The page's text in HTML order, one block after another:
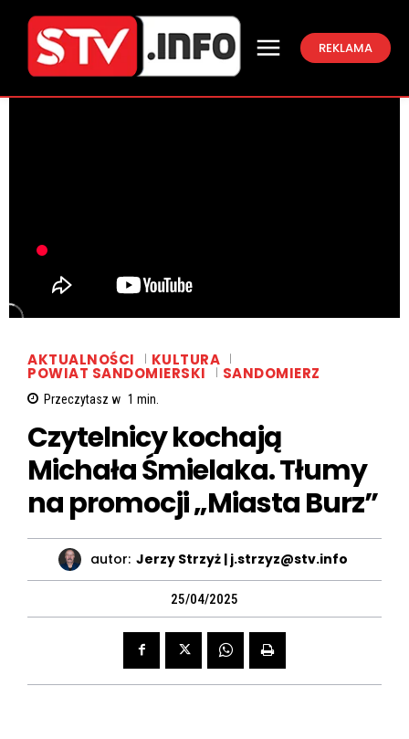
REKLAMA
AKTUALNOŚCI KULTURA
POWIAT SANDOMIERSKI SANDOMIERZ
Przeczytasz w 1 min.
Czytelnicy kochają
Michała Śmielaka. Tłumy
na promocji „Miasta Burz”
autor: Jerzy Strzyż | j.strzyz@stv.info
25/04/2025